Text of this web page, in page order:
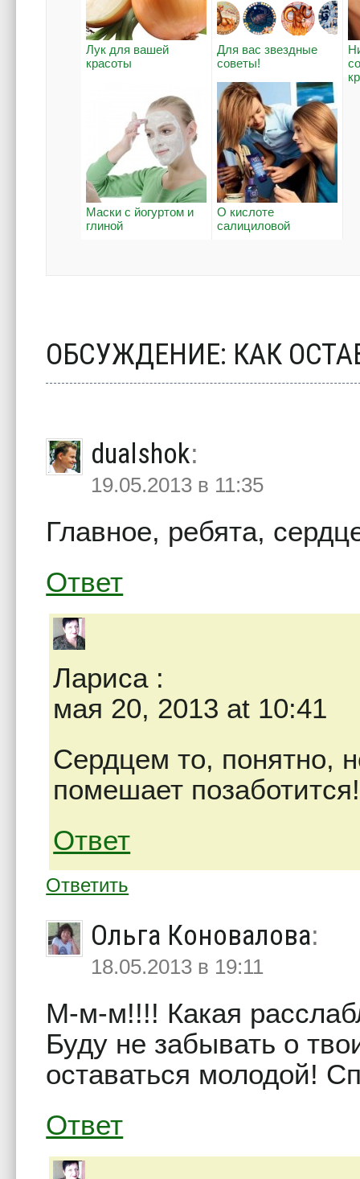
Лук для вашей
красоты
Для вас звездные
советы!
Маски с йогуртом и
глиной
О кислоте
салициловой
ОБСУЖДЕНИЕ: КАК
dualshok:
19.05.2013 в 11:35
Главное, ребята,
Ответ
Лариса :
мая 20, 2013 at 10:41
Сердцем то, понятно,
помешает позаботится!
Ответ
Ответить
Ольга Коновалова:
18.05.2013 в 19:11
М-м-м!!!! Какая
Буду не забывать о
оставаться молодой!
Ответ